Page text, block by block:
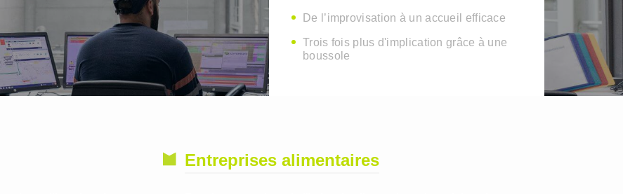
De l’improvisation à un accueil efficace
Trois fois plus d'implication grâce à une
boussole
Entreprises alimentaires